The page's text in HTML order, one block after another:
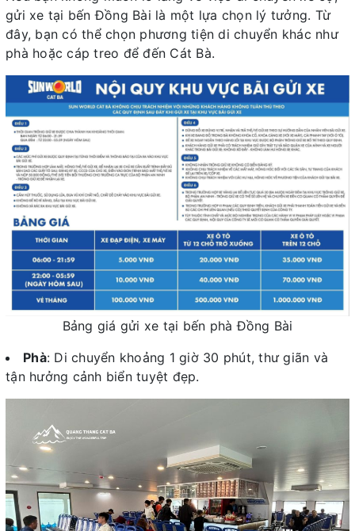
gửi xe tại bến Đồng Bài là một lựa chọn lý tưởng. Từ
đây, bạn có thể chọn phương tiện di chuyển khác như
phà hoặc cáp treo để đến Cát Bà.
Bảng giá gửi xe tại bến phà Đồng Bài
Phà: Di chuyển khoảng 1 giờ 30 phút, thư giãn và
tận hưởng cảnh biển tuyệt đẹp.